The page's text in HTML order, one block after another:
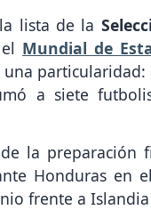
lista de la
Mundial de
a siete
la
Honduras en
frente a